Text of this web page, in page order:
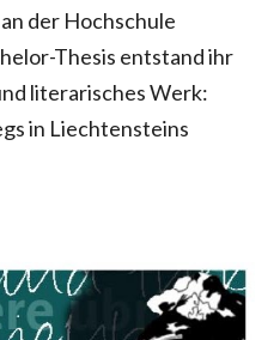
der Hochschule
Thesis entstand ihr
literarisches Werk:
in Liechtensteins